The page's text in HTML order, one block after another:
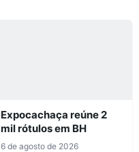
Expocachaça reúne 2
mil rótulos em BH
6 de agosto de 2026